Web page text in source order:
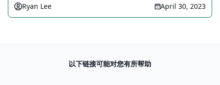
Ryan Lee April 30, 2023
以下链接可能对您有所帮助